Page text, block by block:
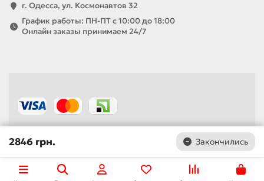
г. Одесса, ул. Космонавтов 32
График работы: ПН-ПТ с 10:00 до 18:00
Онлайн заказы принимаем 24/7
2846 грн. Закончились